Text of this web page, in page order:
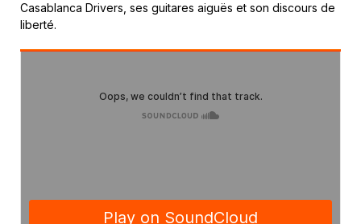
Casablanca Drivers, ses guitares aiguës et son discours de
liberté.